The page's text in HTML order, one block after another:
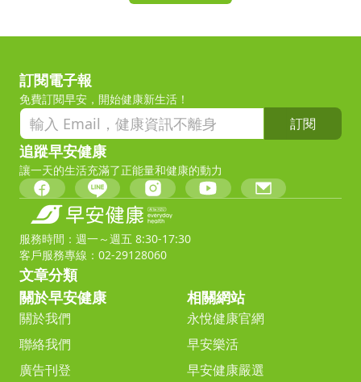
訂閱電子報
免費訂閱早安，開始健康新生活！
訂閱
追蹤早安健康
讓一天的生活充滿了正能量和健康的動力
服務時間：週一～週五 8:30-17:30
客戶服務專線：02-29128060
文章分類
關於早安健康
關於我們
聯絡我們
廣告刊登
相關網站
永悅健康官網
早安樂活
早安健康嚴選